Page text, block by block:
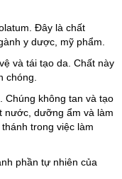
Đây là chất
y dược, mỹ phẩm.
và tái tạo da. Chất này
chóng.
Chúng không tan và tạo
nước, dưỡng ẩm và làm
trong việc làm
phần tự nhiên của